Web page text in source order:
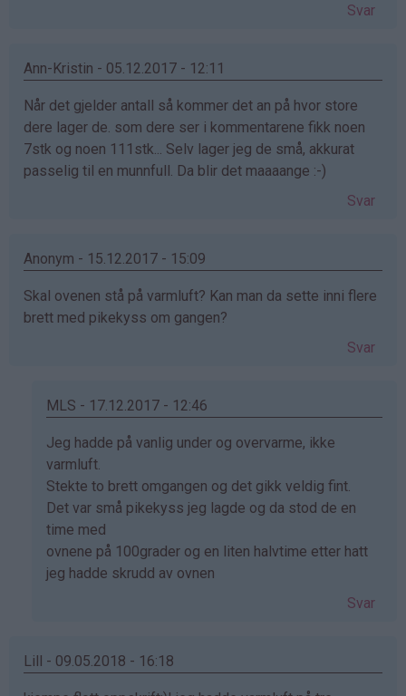
Svar
Ann-Kristin - 05.12.2017 - 12:11
Når det gjelder antall så kommer det an på hvor store
dere lager de. som dere ser i kommentarene fikk noen
7stk og noen 111stk... Selv lager jeg de små, akkurat
passelig til en munnfull. Da blir det maaaange :-)
Svar
Anonym - 15.12.2017 - 15:09
Skal ovenen stå på varmluft? Kan man da sette inni flere
brett med pikekyss om gangen?
Svar
MLS - 17.12.2017 - 12:46
Som
svar
på
av
Anonym
(ikke
bekreftet)
Jeg hadde på vanlig under og overvarme, ikke
varmluft.
Stekte to brett omgangen og det gikk veldig fint.
Det var små pikekyss jeg lagde og da stod de en
time med
ovnene på 100grader og en liten halvtime etter hatt
jeg hadde skrudd av ovnen
Svar
Lill - 09.05.2018 - 16:18